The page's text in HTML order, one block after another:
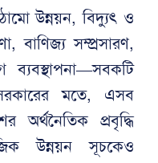
উন্নয়ন, বিদ্যুৎ ও
বাণিজ্য সম্প্রসারণ,
ব্যবস্থাপনা—সবকটি
মতে, এসব
অর্থনৈতিক প্রবৃদ্ধি
উন্নয়ন সূচকেও